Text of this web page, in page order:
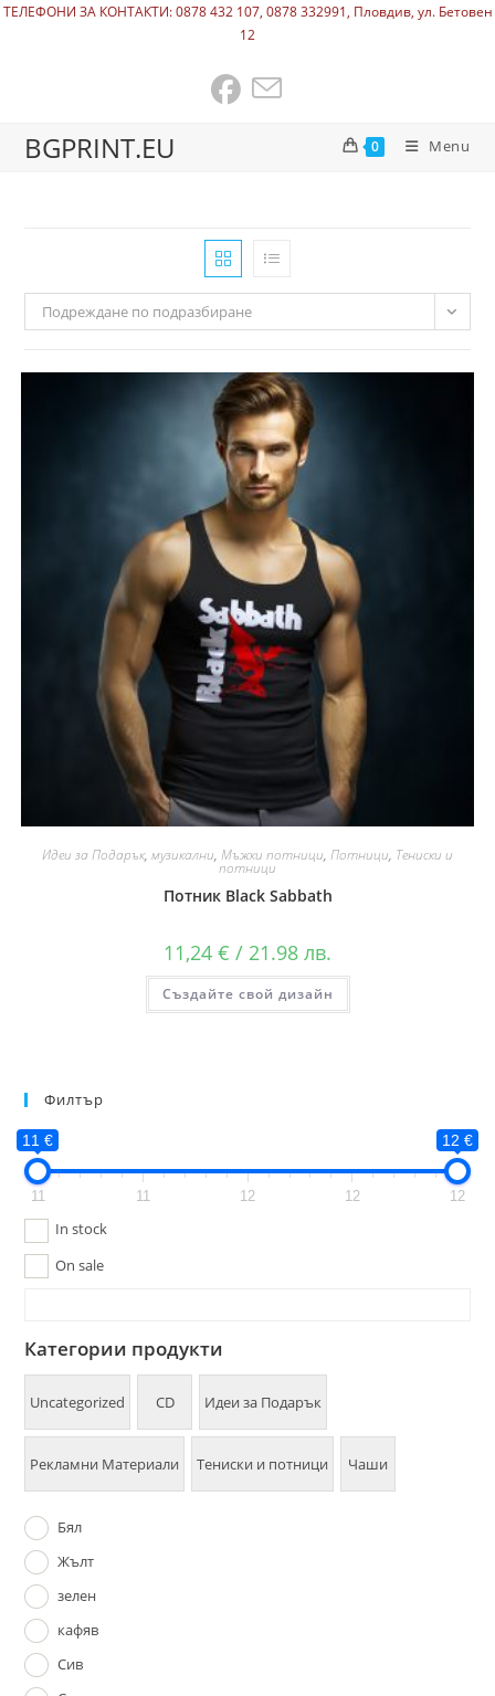
ТЕЛЕФОНИ ЗА КОНТАКТИ: 0878 432 107, 0878 332991, Пловдив, ул. Бетовен
12
BGPRINT.EU 0 Menu
Подреждане по подразбиране
Идеи за Подарък, музикални, Мъжки потници, Потници, Тениски и
потници
Потник Black Sabbath
11,24 € / 21.98 лв.
Създайте свой дизайн
Филтър
11 € 12 €
11 11 12 12 12
In stock
On sale
Категории продукти
Uncategorized CD Идеи за Подарък
Рекламни Материали Тениски и потници Чаши
Бял
Жълт
зелен
кафяв
Сив